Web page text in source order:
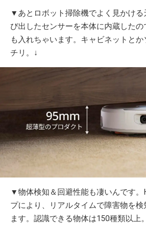
▼あとロボット掃除機でよく見かける
び出したセンサーを本体に内蔵した
も入れちゃいます。キャビネットと
チリ。↓
▼物体検知＆回避性能も凄いんです。
プにより、リアルタイムで障害物を
ます。認識できる物体は150種類以上